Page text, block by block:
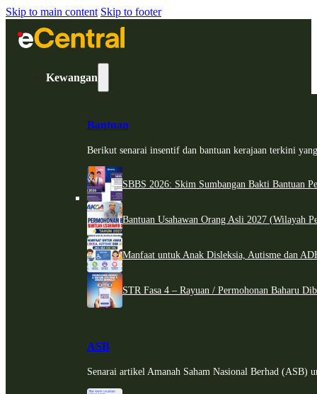
Skip to main content Skip to footer
Kewangan
Bantuan
Berikut senarai insentif dan bantuan kerajaan terkini
SBBS 2026: Skim Sumbangan Bakti Bantuan
Bantuan Usahawan Orang Asli 2027 (Wilayah
Manfaat untuk Anak Disleksia, Autisme dan
STR Fasa 4 – Rayuan / Permohonan Baharu
ASB
Senarai artikel Amanah Saham Nasional Berhad (ASB)